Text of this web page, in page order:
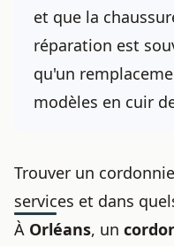
et que la
réparation est
qu'un
modèles en cuir
Trouver un
services et dans
À Orléans, un